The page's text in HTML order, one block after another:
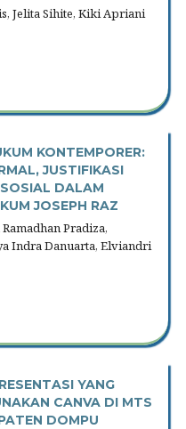
Jelita Sihite, Kiki Apriani
KONTEMPORER:
JUSTIFIKASI
DALAM
JOSEPH RAZ
Pradiza,
Indra Danuarta, Elviandri
YANG
CANVA DI MTS
DOMPU